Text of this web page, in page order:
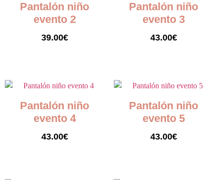
Pantalón niño
evento 2
39.00€
Pantalón niño
evento 3
43.00€
Pantalón niño
evento 4
43.00€
Pantalón niño
evento 5
43.00€